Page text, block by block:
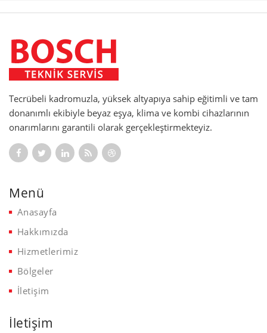
Tecrübeli kadromuzla, yüksek altyapıya sahip eğitimli ve tam
donanımlı ekibiyle beyaz eşya, klima ve kombi cihazlarının
onarımlarını garantili olarak gerçekleştirmekteyiz.
Menü
Anasayfa
Hakkımızda
Hizmetlerimiz
Bölgeler
İletişim
İletişim